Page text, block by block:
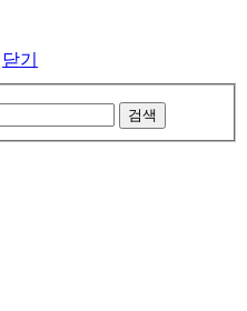
닫기
검색